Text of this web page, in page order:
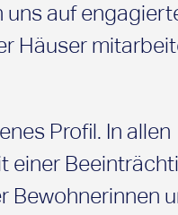
uns auf
Häuser
Profil. In allen
einer
Bewohnerinnen